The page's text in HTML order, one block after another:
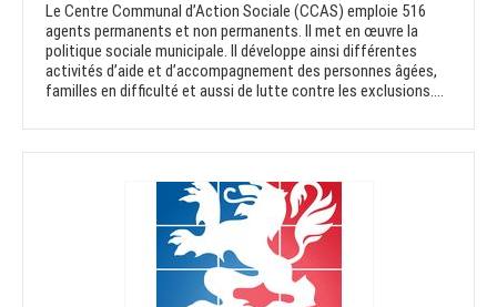
Le Centre Communal d’Action Sociale (CCAS) emploie 516
agents permanents et non permanents. Il met en œuvre la
politique sociale municipale. Il développe ainsi différentes
activités d’aide et d’accompagnement des personnes âgées,
familles en difficulté et aussi de lutte contre les exclusions....